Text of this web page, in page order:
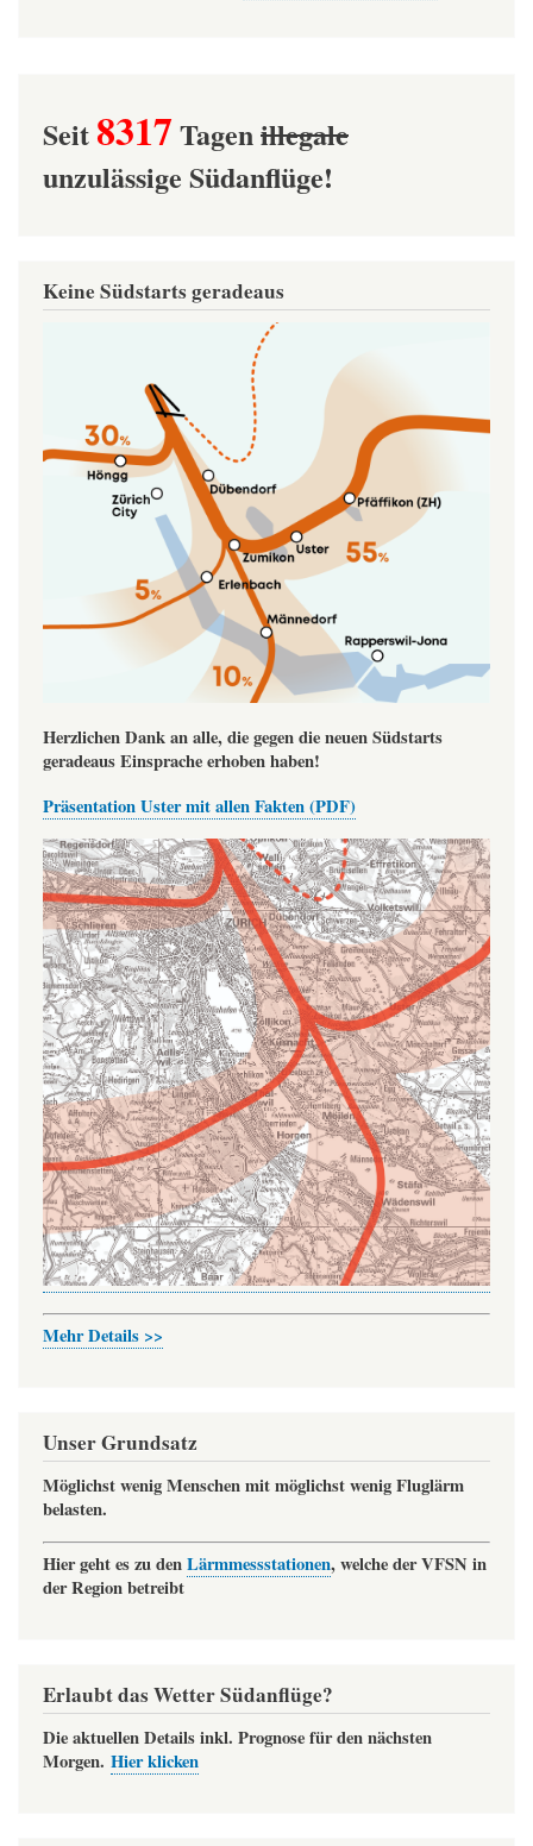
Seit 8317 Tagenillegale
unzulässige Südanflüge!
Keine Südstarts geradeaus
Herzlichen Dank an alle, die gegen die neuen Südstarts
geradeaus Einsprache erhoben haben!
Präsentation Uster mit allen Fakten (PDF)
Mehr Details >>
Unser Grundsatz
Möglichst wenig Menschen mit möglichst wenig Fluglärm
belasten.
Hier geht es zu denLärmmessstationen, welche der VFSN in
der Region betreibt
Erlaubt das Wetter Südanflüge?
Die aktuellen Details inkl. Prognose für den nächsten
Morgen. Hier klicken